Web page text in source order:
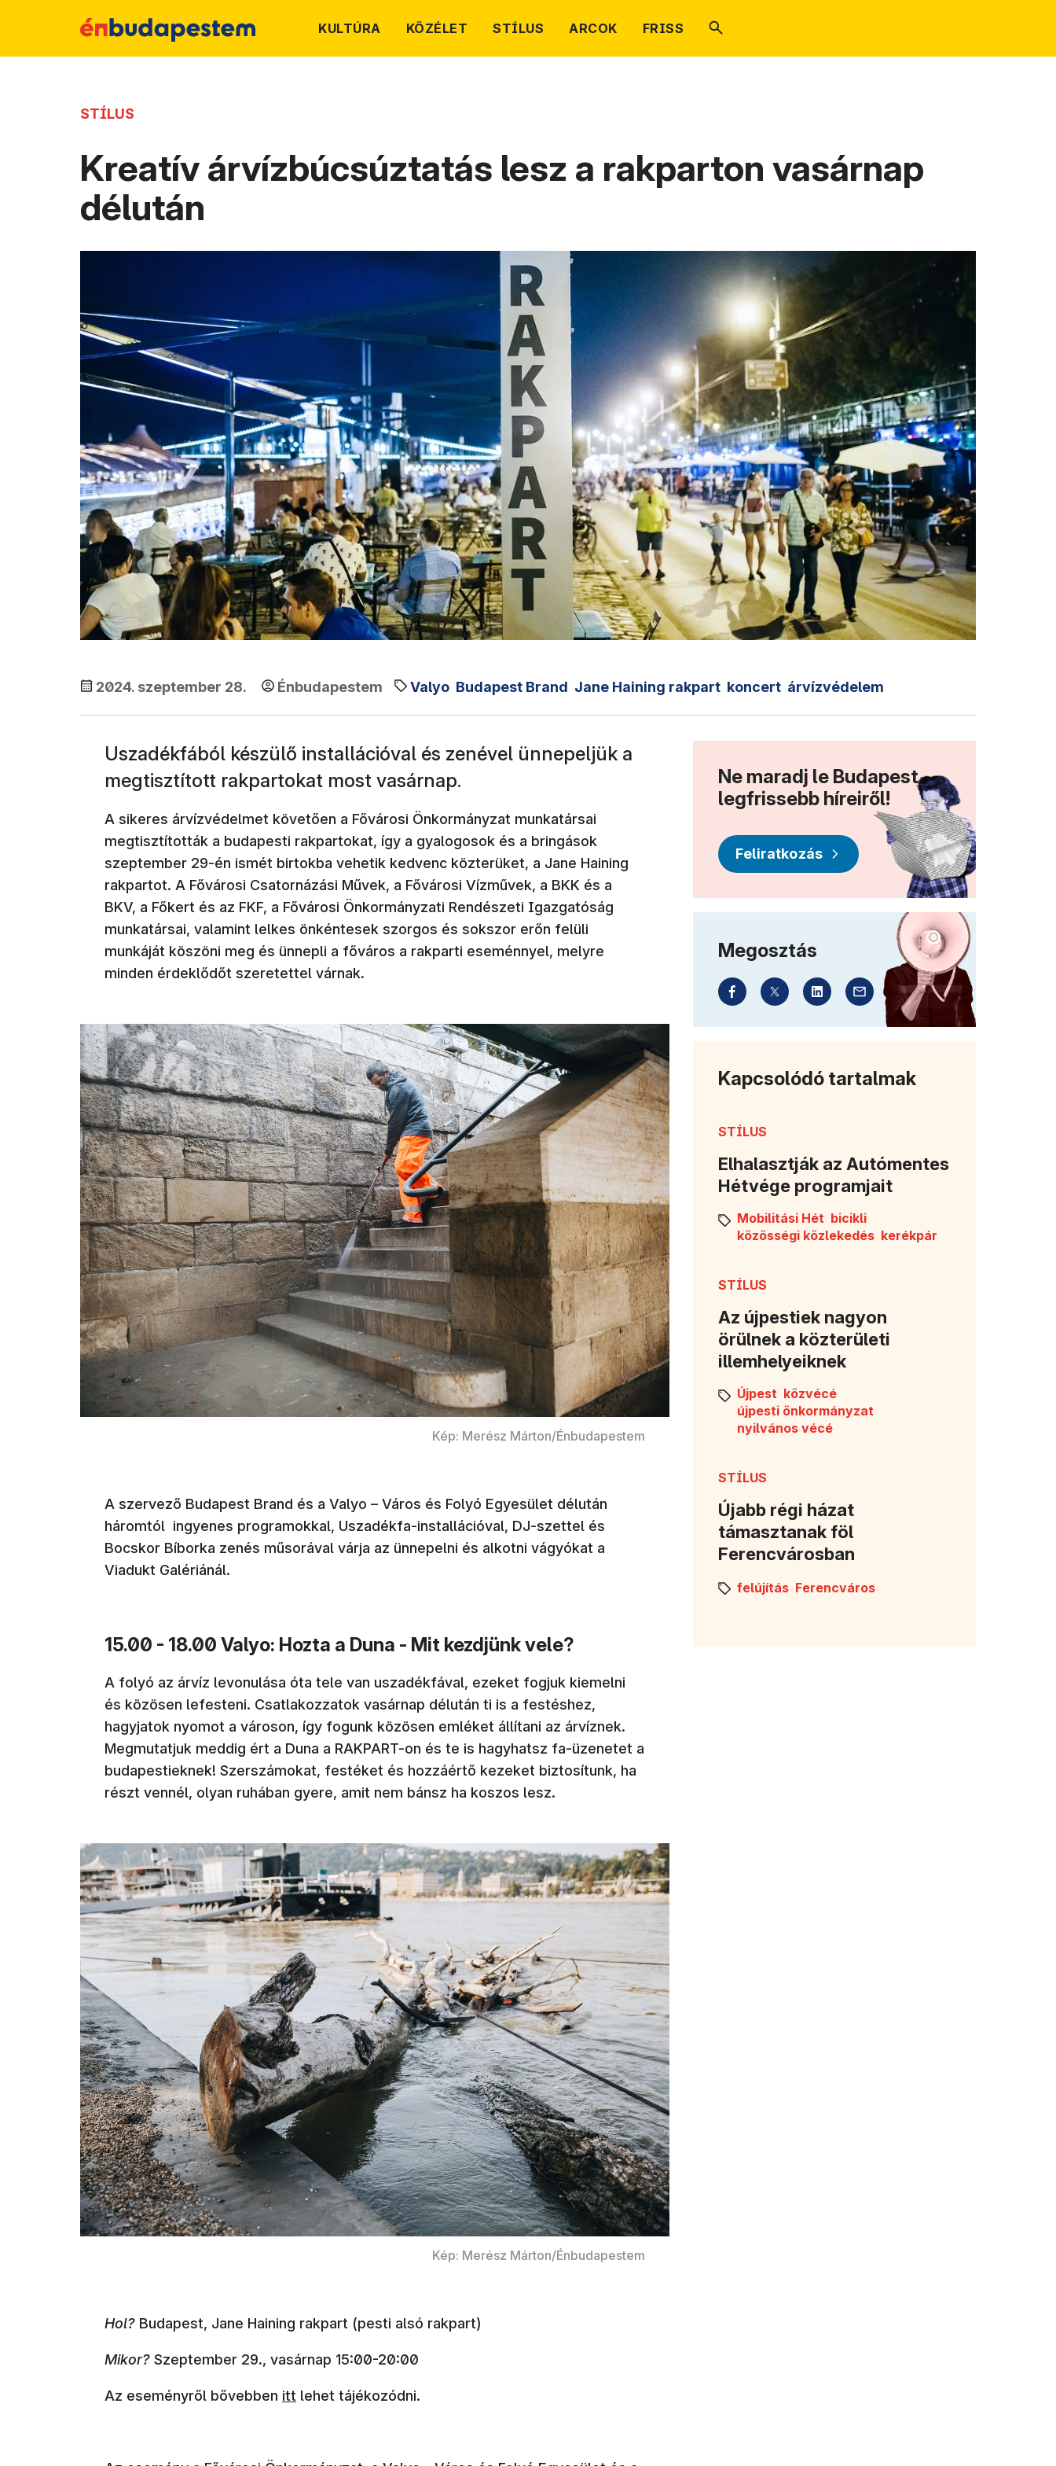
KULTÚRA KÖZÉLET STÍLUS ARCOK FRISS
STÍLUS
Kreatív árvízbúcsúztatás lesz a rakparton vasárnap
délután
2024. szeptember 28. Énbudapestem Valyo Budapest Brand Jane Haining rakpart koncert árvízvédelem
Uszadékfából készülő installációval és zenével ünnepeljük a
megtisztított rakpartokat most vasárnap.
A sikeres árvízvédelmet követően a Fővárosi Önkormányzat munkatársai
megtisztították a budapesti rakpartokat, így a gyalogosok és a bringások
szeptember 29-én ismét birtokba vehetik kedvenc közterüket, a Jane Haining
rakpartot. A Fővárosi Csatornázási Művek, a Fővárosi Vízművek, a BKK és a
BKV, a Főkert és az FKF, a Fővárosi Önkormányzati Rendészeti Igazgatóság
munkatársai, valamint lelkes önkéntesek szorgos és sokszor erőn felüli
munkáját köszöni meg és ünnepli a főváros a rakparti eseménnyel, melyre
minden érdeklődőt szeretettel várnak.
Kép: Merész Márton/Énbudapestem
A szervező Budapest Brand és a Valyo – Város és Folyó Egyesület délután
háromtól ingyenes programokkal, Uszadékfa-installációval, DJ-szettel és
Bocskor Bíborka zenés műsorával várja az ünnepelni és alkotni vágyókat a
Viadukt Galériánál.
15.00 - 18.00 Valyo: Hozta a Duna - Mit kezdjünk vele?
A folyó az árvíz levonulása óta tele van uszadékfával, ezeket fogjuk kiemelni
és közösen lefesteni. Csatlakozzatok vasárnap délután ti is a festéshez,
hagyjatok nyomot a városon, így fogunk közösen emléket állítani az árvíznek.
Megmutatjuk meddig ért a Duna a RAKPART-on és te is hagyhatsz fa-üzenetet a
budapestieknek! Szerszámokat, festéket és hozzáértő kezeket biztosítunk, ha
részt vennél, olyan ruhában gyere, amit nem bánsz ha koszos lesz.
Kép: Merész Márton/Énbudapestem
Hol? Budapest, Jane Haining rakpart (pesti alsó rakpart)
Mikor? Szeptember 29., vasárnap 15:00-20:00
Az eseményről bővebben itt lehet tájékozódni.
Ne maradj le Budapest
legfrissebb híreiről!
Feliratkozás
Megosztás
Kapcsolódó tartalmak
STÍLUS
Elhalasztják az Autómentes
Hétvége programjait
Mobilitási Hét bicikli
közösségi közlekedés kerékpár
STÍLUS
Az újpestiek nagyon
örülnek a közterületi
illemhelyeiknek
Újpest közvécé
újpesti önkormányzat
nyilvános vécé
STÍLUS
Újabb régi házat
támasztanak föl
Ferencvárosban
felújítás Ferencváros